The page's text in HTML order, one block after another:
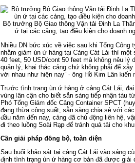
Bộ trưởng Bộ Giao thông Vận tải Đinh La
ứ tại các cảng, tạo điều kiện cho doanh
Nhiều DN bức xúc về việc sau khi Tổng Công
nhằm giảm ùn ứ hàng tại Cảng Cát Lái thì
40 feet, 50 USD/cont 50 feet mà không nêu lý
quản lý, khai thác cảng chứ không phải để
với nhau như hiện nay” - ông Hồ Kim Lân kiến
Trước tình trạng ùn ứ hàng ở cảng Cát Lái,
vùng lân cận cho biết sẵn sàng tiếp nhận tàu
Phó Tổng Giám đốc Cảng Container SPCT
đang thừa công suất, sẵn sàng chia sẻ với
đầu năm đến nay, cảng đã chủ động liên hệ,
đi theo luồng Soài Rạp để tránh quá tải cho
Cần giải pháp đồng bộ, toàn diện
Sau buổi khảo sát tại cảng Cát Lái vào sáng
định tình trạng ùn ứ hàng cơ bản đã được giải